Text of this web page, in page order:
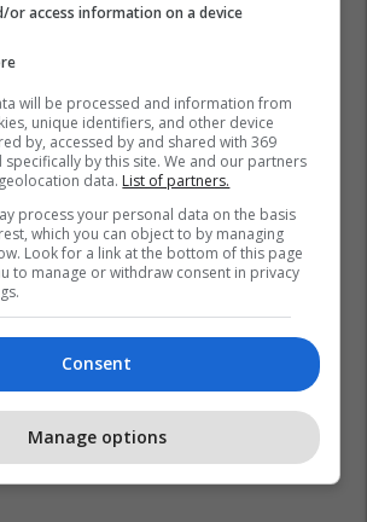
or access information on a device
will be processed and information from
unique identifiers, and other device
by, accessed by and shared with 369
by this site. We and our partners
data. List of partners.
process your personal data on the basis
which you can object to by managing
Look for a link at the bottom of this page
to manage or withdraw consent in privacy
Consent
Manage options